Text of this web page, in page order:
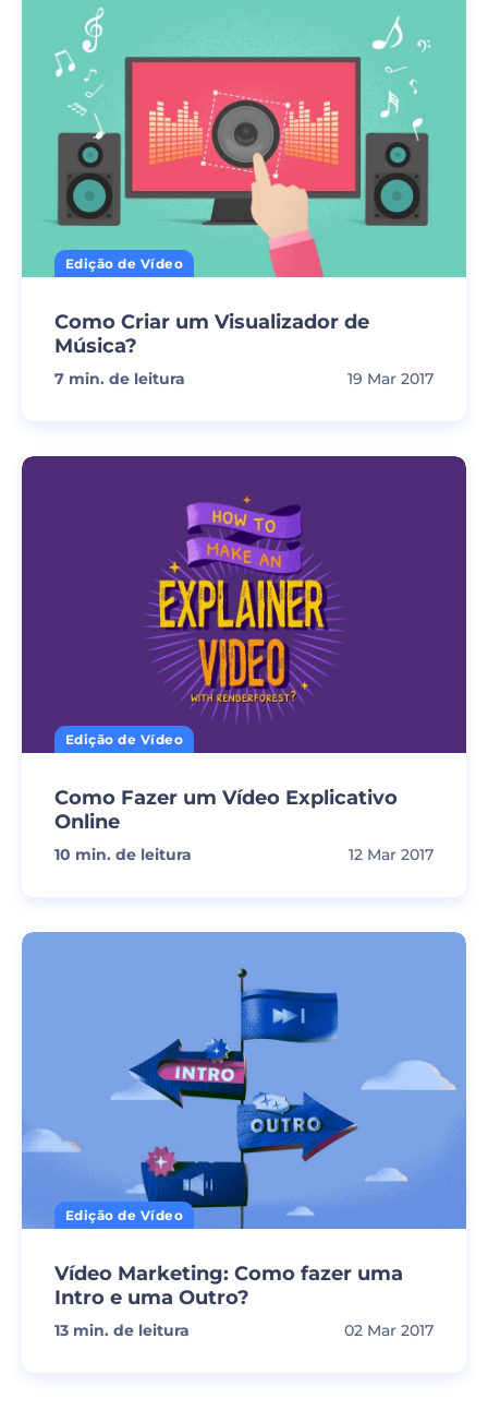
Edição de Vídeo
Como Criar um Visualizador de
Música?
7 min. de leitura 19 Mar 2017
Edição de Vídeo
Como Fazer um Vídeo Explicativo
Online
10 min. de leitura 12 Mar 2017
Edição de Vídeo
Vídeo Marketing: Como fazer uma
Intro e uma Outro?
13 min. de leitura 02 Mar 2017